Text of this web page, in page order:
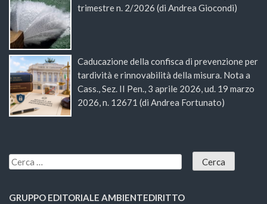
trimestre n. 2/2026 (di Andrea Giocondi)
Caducazione della confisca di prevenzione per
tardività e rinnovabilità della misura. Nota a
Cass., Sez. II Pen., 3 aprile 2026, ud. 19 marzo
2026, n. 12671 (di Andrea Fortunato)
GRUPPO EDITORIALE AMBIENTEDIRITTO